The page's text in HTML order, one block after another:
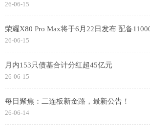
26-06-15
荣耀X80 Pro Max将于6月22日发布 配备
26-06-15
月内153只债基合计分红超45亿元
26-06-15
每日聚焦：二连板新金路，最新公告！
26-06-14